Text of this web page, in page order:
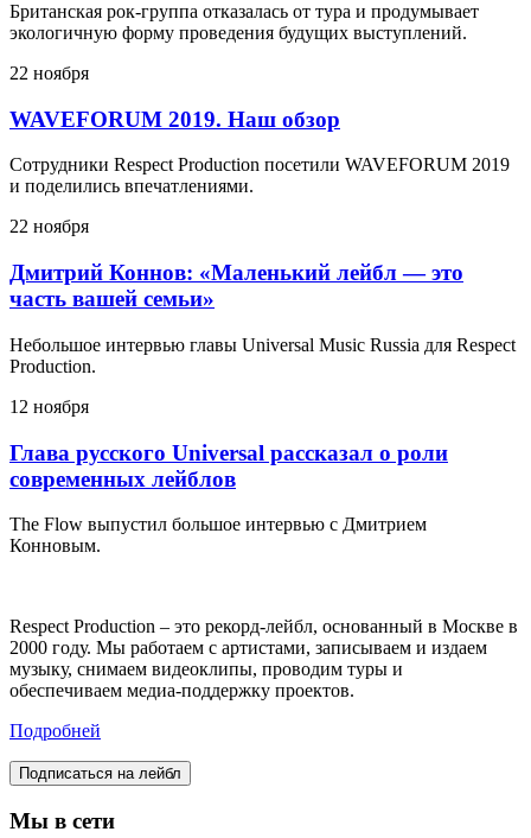
Британская рок-группа отказалась от тура и продумывает
экологичную форму проведения будущих выступлений.
22 ноября
WAVEFORUM 2019. Наш обзор
Сотрудники Respect Production посетили WAVEFORUM 2019
и поделились впечатлениями.
22 ноября
Дмитрий Коннов: «Маленький лейбл — это
часть вашей семьи»
Небольшое интервью главы Universal Music Russia для Respect
Production.
12 ноября
Глава русского Universal рассказал о роли
современных лейблов
The Flow выпустил большое интервью с Дмитрием
Конновым.
Respect Production – это рекорд-лейбл, основанный в Москве в
2000 году. Мы работаем с артистами, записываем и издаем
музыку, снимаем видеоклипы, проводим туры и
обеспечиваем медиа-поддержку проектов.
Подробней
Подписаться на лейбл
Мы в сети